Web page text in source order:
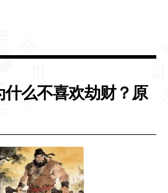
什么不喜欢劫财？原